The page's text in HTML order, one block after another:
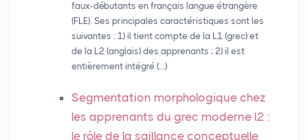
faux-débutants en français langue étrangère
(FLE). Ses principales caractéristiques sont les
suivantes : 1) il tient compte de la L1 (grec) et
de la L2 (anglais) des apprenants ; 2) il est
entièrement intégré (…)
Segmentation morphologique chez
les apprenants du grec moderne l2 :
le rôle de la saillance conceptuelle